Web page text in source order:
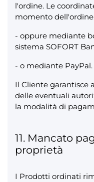
l'ordine. Le
momento
- oppure mediante
sistema SOFORT
- o mediante PayPal.
Il Cliente garantisce
delle eventuali
la modalità di
11. Mancato
proprietà
I Prodotti ordinati